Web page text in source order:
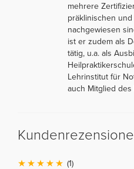
mehrere
präklinischen
nachgewiesen
ist er zudem als
tätig, u.a. als
Lehrinstitut für
auch Mitglied des
(1)